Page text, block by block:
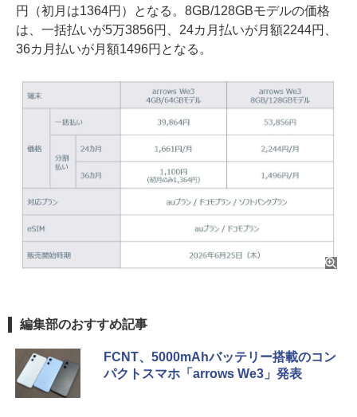
円（初月は1364円）となる。8GB/128GBモデルの価格
は、一括払いが5万3856円、24カ月払いが月額2244円、
36カ月払いが月額1496円となる。
編集部のおすすめ記事
FCNT、5000mAhバッテリー搭載のコン
パクトスマホ「arrows We3」発表